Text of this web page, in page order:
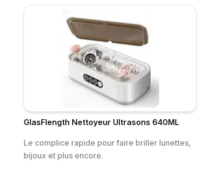
GlasFlength Nettoyeur Ultrasons 640ML
Le complice rapide pour faire briller lunettes,
bijoux et plus encore.